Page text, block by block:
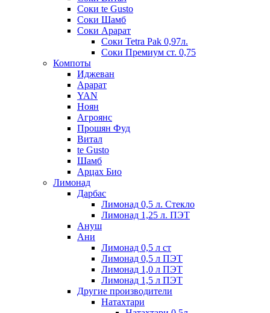
Соки te Gusto
Соки Шамб
Соки Арарат
Соки Tetra Pak 0,97л.
Соки Премиум ст. 0,75
Компоты
Иджеван
Арарат
YAN
Ноян
Агроянс
Прошян Фуд
Витал
te Gusto
Шамб
Арцах Био
Лимонад
Дарбас
Лимонад 0,5 л. Стекло
Лимонад 1,25 л. ПЭТ
Ануш
Ани
Лимонад 0,5 л ст
Лимонад 0,5 л ПЭТ
Лимонад 1,0 л ПЭТ
Лимонад 1,5 л ПЭТ
Другие производители
Натахтари